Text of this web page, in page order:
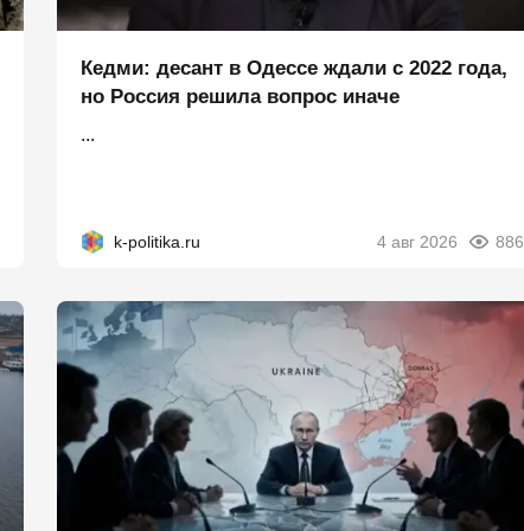
Кедми: десант в Одессе ждали с 2022 года,
но Россия решила вопрос иначе
...
k-politika.ru 4 авг 2026 886